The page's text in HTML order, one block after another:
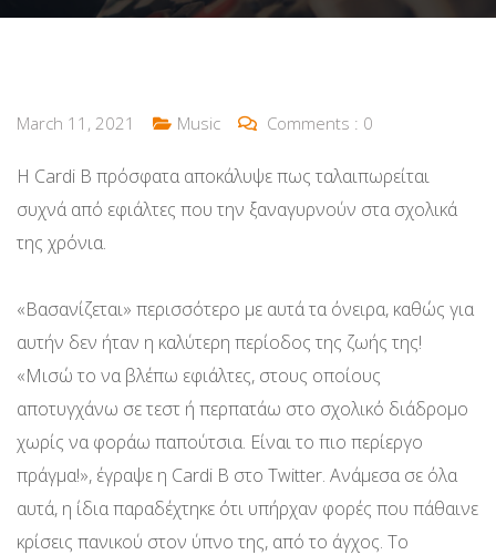
March 11, 2021 Music Comments : 0
Η Cardi B πρόσφατα αποκάλυψε πως ταλαιπωρείται
συχνά από εφιάλτες που την ξαναγυρνούν στα σχολικά
της χρόνια.
«Βασανίζεται» περισσότερο με αυτά τα όνειρα, καθώς για
αυτήν δεν ήταν η καλύτερη περίοδος της ζωής της!
«Μισώ το να βλέπω εφιάλτες, στους οποίους
αποτυγχάνω σε τεστ ή περπατάω στο σχολικό διάδρομο
χωρίς να φοράω παπούτσια. Είναι το πιο περίεργο
πράγμα!», έγραψε η Cardi B στο Twitter. Ανάμεσα σε όλα
αυτά, η ίδια παραδέχτηκε ότι υπήρχαν φορές που πάθαινε
κρίσεις πανικού στον ύπνο της, από το άγχος. Το